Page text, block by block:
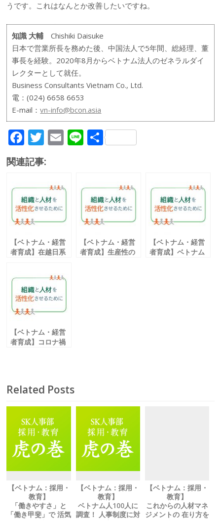
うです。これはなんとか改善したいですね。
知識 大輔Chishiki Daisuke
日本で営業所長を務めた後、中国法人で5年間、総経理、董
事長を経験。2020年8月からベトナム法人のゼネラルダイ
レクターとして就任。
Business Consultants Vietnam Co., Ltd.
電：(024) 6658 6653
E-mail：vn-info@bcon.asia
F
ac
e
b
o
o
k
T
itt
er
E
l
Li 共
関連記事:
【ベトナム・経営
者育成】在越日系
「自律化」を今一
度考える
【ベトナム・経営
者育成】生産性の
【ベトナム・経営
者育成】ベトナム
【ベトナム・経営
者育成】コロナ禍
Related Posts
【ベトナム：採用・
教育】
「働きやすさ」と
「働き甲斐」で 活気
【ベトナム：採用・
教育】
ベトナム人100人に
調査！ 人事制度に対
【ベトナム：採用・
教育】
これからの人材マネ
ジメントの 在り方を